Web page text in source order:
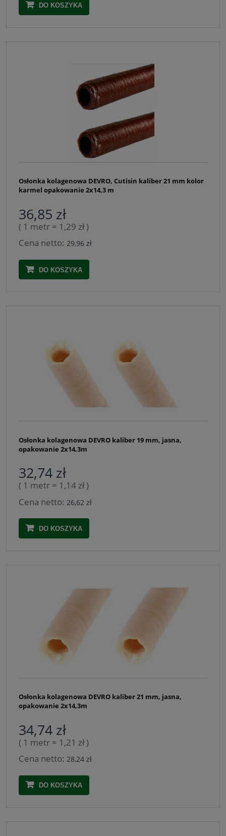
DO KOSZYKA
Osłonka kolagenowa DEVRO, Cutisin kaliber 21 mm kolor
karmel opakowanie 2x14,3 m
36,85 zł
( 1 metr = 1,29 zł )
Cena netto: 29,96 zł
DO KOSZYKA
Osłonka kolagenowa DEVRO kaliber 19 mm, jasna,
opakowanie 2x14,3m
32,74 zł
( 1 metr = 1,14 zł )
Cena netto: 26,62 zł
DO KOSZYKA
Osłonka kolagenowa DEVRO kaliber 21 mm, jasna,
opakowanie 2x14,3m
34,74 zł
( 1 metr = 1,21 zł )
Cena netto: 28,24 zł
DO KOSZYKA